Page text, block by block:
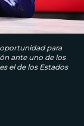
para
ante uno de los
el de los Estados